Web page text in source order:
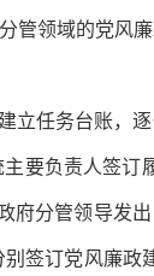
管领域的党风
立任务台账，
要负责人签订
府分管领导发
签订党风廉政